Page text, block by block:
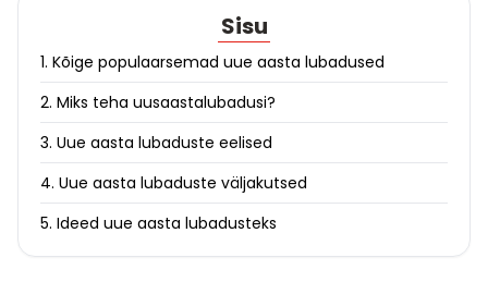
Sisu
1. Kõige populaarsemad uue aasta lubadused
2. Miks teha uusaastalubadusi?
3. Uue aasta lubaduste eelised
4. Uue aasta lubaduste väljakutsed
5. Ideed uue aasta lubadusteks